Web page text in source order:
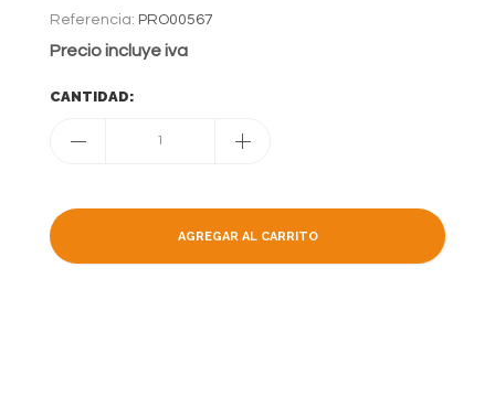
Referencia: PRO00567
Precio incluye iva
CANTIDAD:
1
AGREGAR AL CARRITO